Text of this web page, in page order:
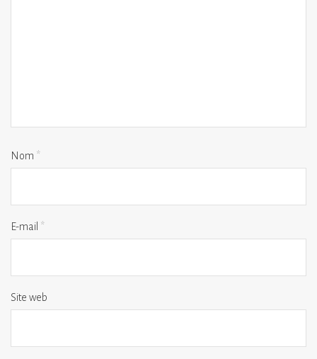
Nom *
E-mail *
Site web